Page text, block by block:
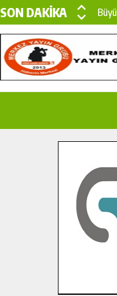
SON DAKİKA
İlçe